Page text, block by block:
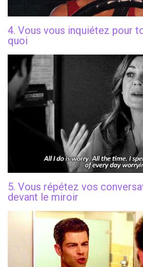
4. Vous vous inquiétez pour
quoi
5. Vous répétez vos
devant le miroir